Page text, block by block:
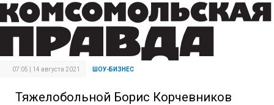
07:05 | 14 августа 2021 ШОУ-БИЗНЕС
Тяжелобольной Борис Корчевников